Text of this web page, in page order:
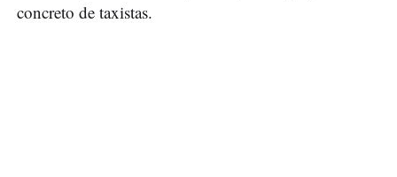
concreto de taxistas.